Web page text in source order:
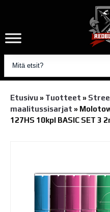
Etusivu » Tuotteet »
maalitussisarjat »
127HS 10kpl BASIC SET 3